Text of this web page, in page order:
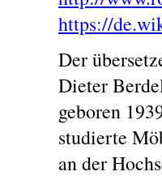
https://
Der
Dieter
geboren
studierte
an der